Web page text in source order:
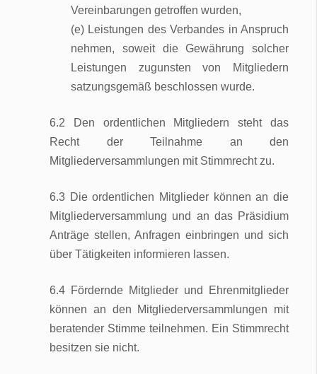
Vereinbarungen getroffen wurden,
(e) Leistungen des Verbandes in Anspruch
nehmen, soweit die Gewährung solcher
Leistungen zugunsten von Mitgliedern
satzungsgemäß beschlossen wurde.
6.2 Den ordentlichen Mitgliedern steht das
Recht der Teilnahme an den
Mitgliederversammlungen mit Stimmrecht zu.
6.3 Die ordentlichen Mitglieder können an die
Mitgliederversammlung und an das Präsidium
Anträge stellen, Anfragen einbringen und sich
über Tätigkeiten informieren lassen.
6.4 Fördernde Mitglieder und Ehrenmitglieder
können an den Mitgliederversammlungen mit
beratender Stimme teilnehmen. Ein Stimmrecht
besitzen sie nicht.